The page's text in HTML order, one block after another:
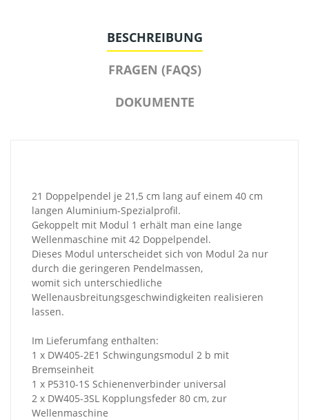
BESCHREIBUNG
FRAGEN (FAQS)
DOKUMENTE
21 Doppelpendel je 21,5 cm lang auf einem 40 cm
langen Aluminium-Spezialprofil.
Gekoppelt mit Modul 1 erhält man eine lange
Wellenmaschine mit 42 Doppelpendel.
Dieses Modul unterscheidet sich von Modul 2a nur
durch die geringeren Pendelmassen,
womit sich unterschiedliche
Wellenausbreitungsgeschwindigkeiten realisieren
lassen.
Im Lieferumfang enthalten:
1 x DW405-2E1 Schwingungsmodul 2 b mit
Bremseinheit
1 x P5310-1S Schienenverbinder universal
2 x DW405-3SL Kopplungsfeder 80 cm, zur
Wellenmaschine